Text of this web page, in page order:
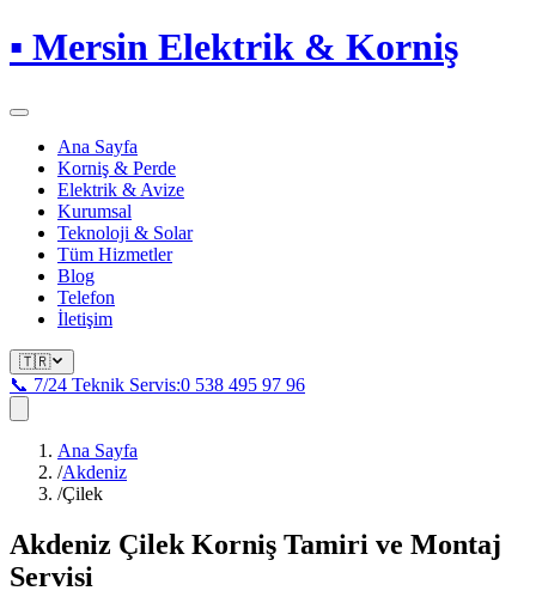
▪ Mersin Elektrik & Korniş
Ana Sayfa
Korniş & Perde
Elektrik & Avize
Kurumsal
Teknoloji & Solar
Tüm Hizmetler
Blog
Telefon
İletişim
🇹🇷
📞 7/24 Teknik Servis:0 538 495 97 96
Ana Sayfa
/Akdeniz
/Çilek
Akdeniz Çilek Korniş Tamiri ve Montaj
Servisi